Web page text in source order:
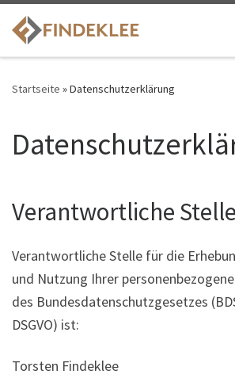
Startseite »Datenschutzerklärung
Verantwortliche Stelle
Verantwortliche Stelle für die
und Nutzung Ihrer
des Bundesdatenschutzgesetzes
DSGVO) ist:
Torsten Findeklee